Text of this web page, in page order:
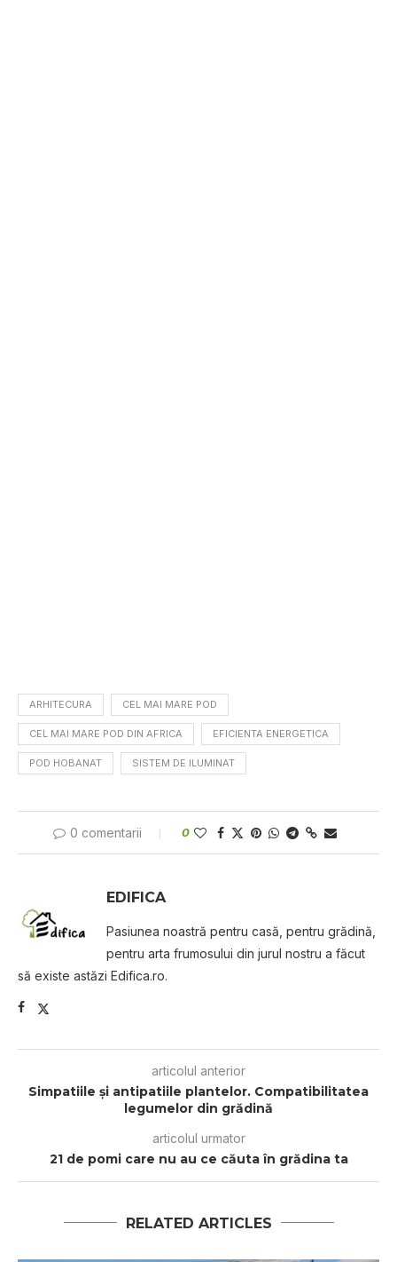
ARHITECURA CEL MAI MARE POD
CEL MAI MARE POD DIN AFRICA EFICIENTA ENERGETICA
POD HOBANAT SISTEM DE ILUMINAT
0 comentarii 0
EDIFICA
Pasiunea noastră pentru casă, pentru grădină,
pentru arta frumosului din jurul nostru a făcut
să existe astăzi Edifica.ro.
articolul anterior
Simpatiile şi antipatiile plantelor. Compatibilitatea
legumelor din grădină
articolul urmator
21 de pomi care nu au ce căuta în grădina ta
RELATED ARTICLES